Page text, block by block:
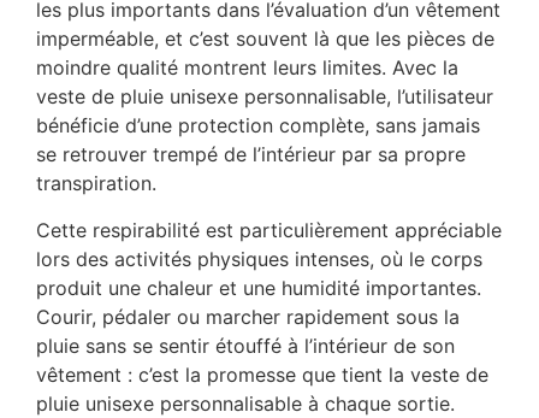
les plus importants dans l’évaluation d’un vêtement
imperméable, et c’est souvent là que les pièces de
moindre qualité montrent leurs limites. Avec la
veste de pluie unisexe personnalisable, l’utilisateur
bénéficie d’une protection complète, sans jamais
se retrouver trempé de l’intérieur par sa propre
transpiration.
Cette respirabilité est particulièrement appréciable
lors des activités physiques intenses, où le corps
produit une chaleur et une humidité importantes.
Courir, pédaler ou marcher rapidement sous la
pluie sans se sentir étouffé à l’intérieur de son
vêtement : c’est la promesse que tient la veste de
pluie unisexe personnalisable à chaque sortie.